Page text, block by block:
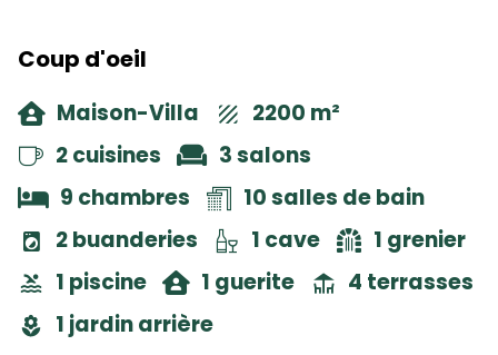
Coup d'oeil
Maison-Villa
2200 m²
2 cuisines
3 salons
9 chambres
10 salles de bain
2 buanderies
1 cave
1 grenier
1 piscine
1 guerite
4 terrasses
1 jardin arrière